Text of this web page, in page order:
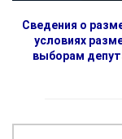
Сведения о
условиях
выборам